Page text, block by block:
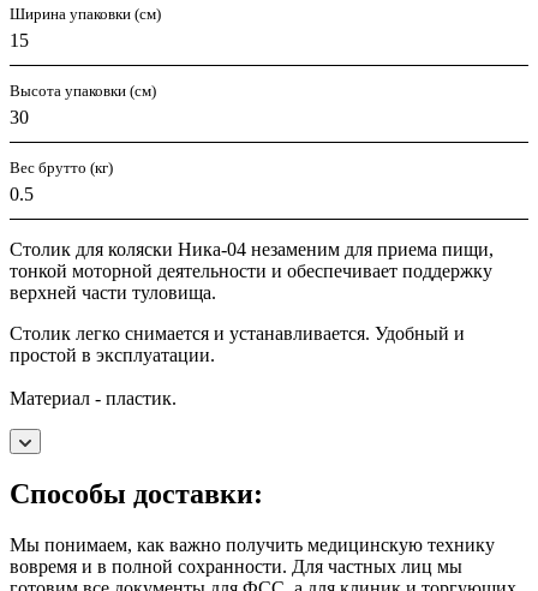
Ширина упаковки (см)
15
Высота упаковки (см)
30
Вес брутто (кг)
0.5
Столик для коляски Ника-04 незаменим для приема пищи,
тонкой моторной деятельности и обеспечивает поддержку
верхней части туловища.
Столик легко снимается и устанавливается. Удобный и
простой в эксплуатации.
Материал - пластик.
Способы доставки:
Мы понимаем, как важно получить медицинскую технику
вовремя и в полной сохранности. Для частных лиц мы